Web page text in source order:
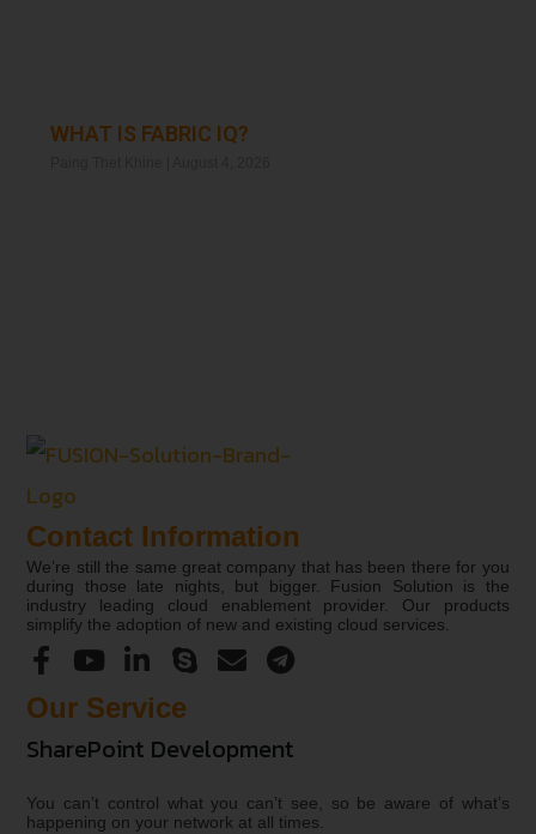
WHAT IS FABRIC IQ?
Contact Information
We’re still the same great company that has been there for you
during those late nights, but bigger. Fusion Solution is the
industry leading cloud enablement provider. Our products
simplify the adoption of new and existing cloud services.
Our Service
SharePoint Development
You can’t control what you can’t see, so be aware of what’s
happening on your network at all times.